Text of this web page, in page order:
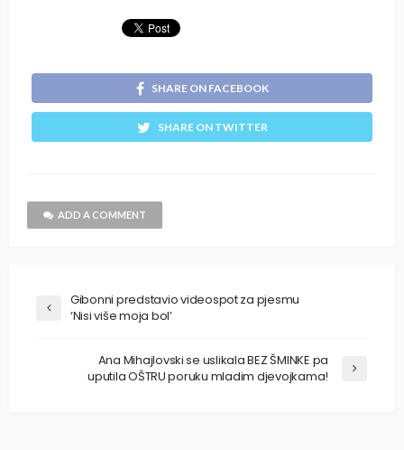
SHARE ON FACEBOOK
SHARE ON TWITTER
ADD A COMMENT
Gibonni predstavio videospot za pjesmu
‘Nisi više moja bol’
Ana Mihajlovski se uslikala BEZ ŠMINKE pa
uputila OŠTRU poruku mladim djevojkama!